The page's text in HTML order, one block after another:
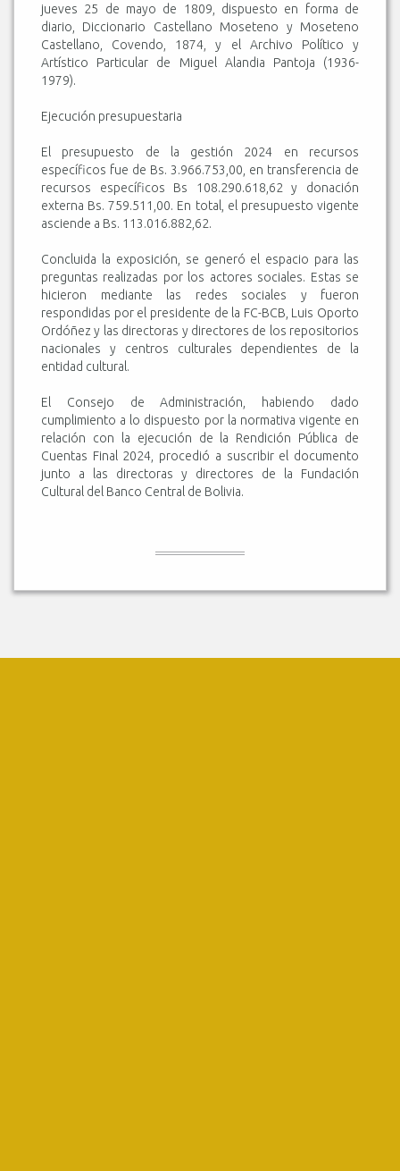
jueves 25 de mayo de 1809, dispuesto en forma de
diario, Diccionario Castellano Moseteno y Moseteno
Castellano, Covendo, 1874, y el Archivo Político y
Artístico Particular de Miguel Alandia Pantoja (1936-
1979).
Ejecución presupuestaria
El presupuesto de la gestión 2024 en recursos
específicos fue de Bs. 3.966.753,00, en transferencia de
recursos específicos Bs 108.290.618,62 y donación
externa Bs. 759.511,00. En total, el presupuesto vigente
asciende a Bs. 113.016.882,62.
Concluida la exposición, se generó el espacio para las
preguntas realizadas por los actores sociales. Estas se
hicieron mediante las redes sociales y fueron
respondidas por el presidente de la FC-BCB, Luis Oporto
Ordóñez y las directoras y directores de los repositorios
nacionales y centros culturales dependientes de la
entidad cultural.
El Consejo de Administración, habiendo dado
cumplimiento a lo dispuesto por la normativa vigente en
relación con la ejecución de la Rendición Pública de
Cuentas Final 2024, procedió a suscribir el documento
junto a las directoras y directores de la Fundación
Cultural del Banco Central de Bolivia.